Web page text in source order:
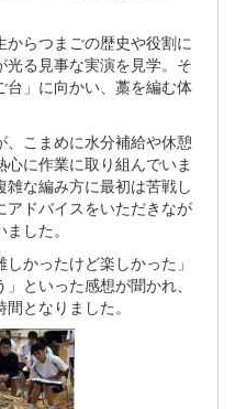
らつまごの歴史や役割に
る見事な実演を見学。そ
」に向かい、藁を編む体
こまめに水分補給や休憩
に作業に取り組んでいま
雑な編み方に最初は苦戦し
アドバイスをいただきなが
ました。
かったけど楽しかった」
といった感想が聞かれ、
となりました。